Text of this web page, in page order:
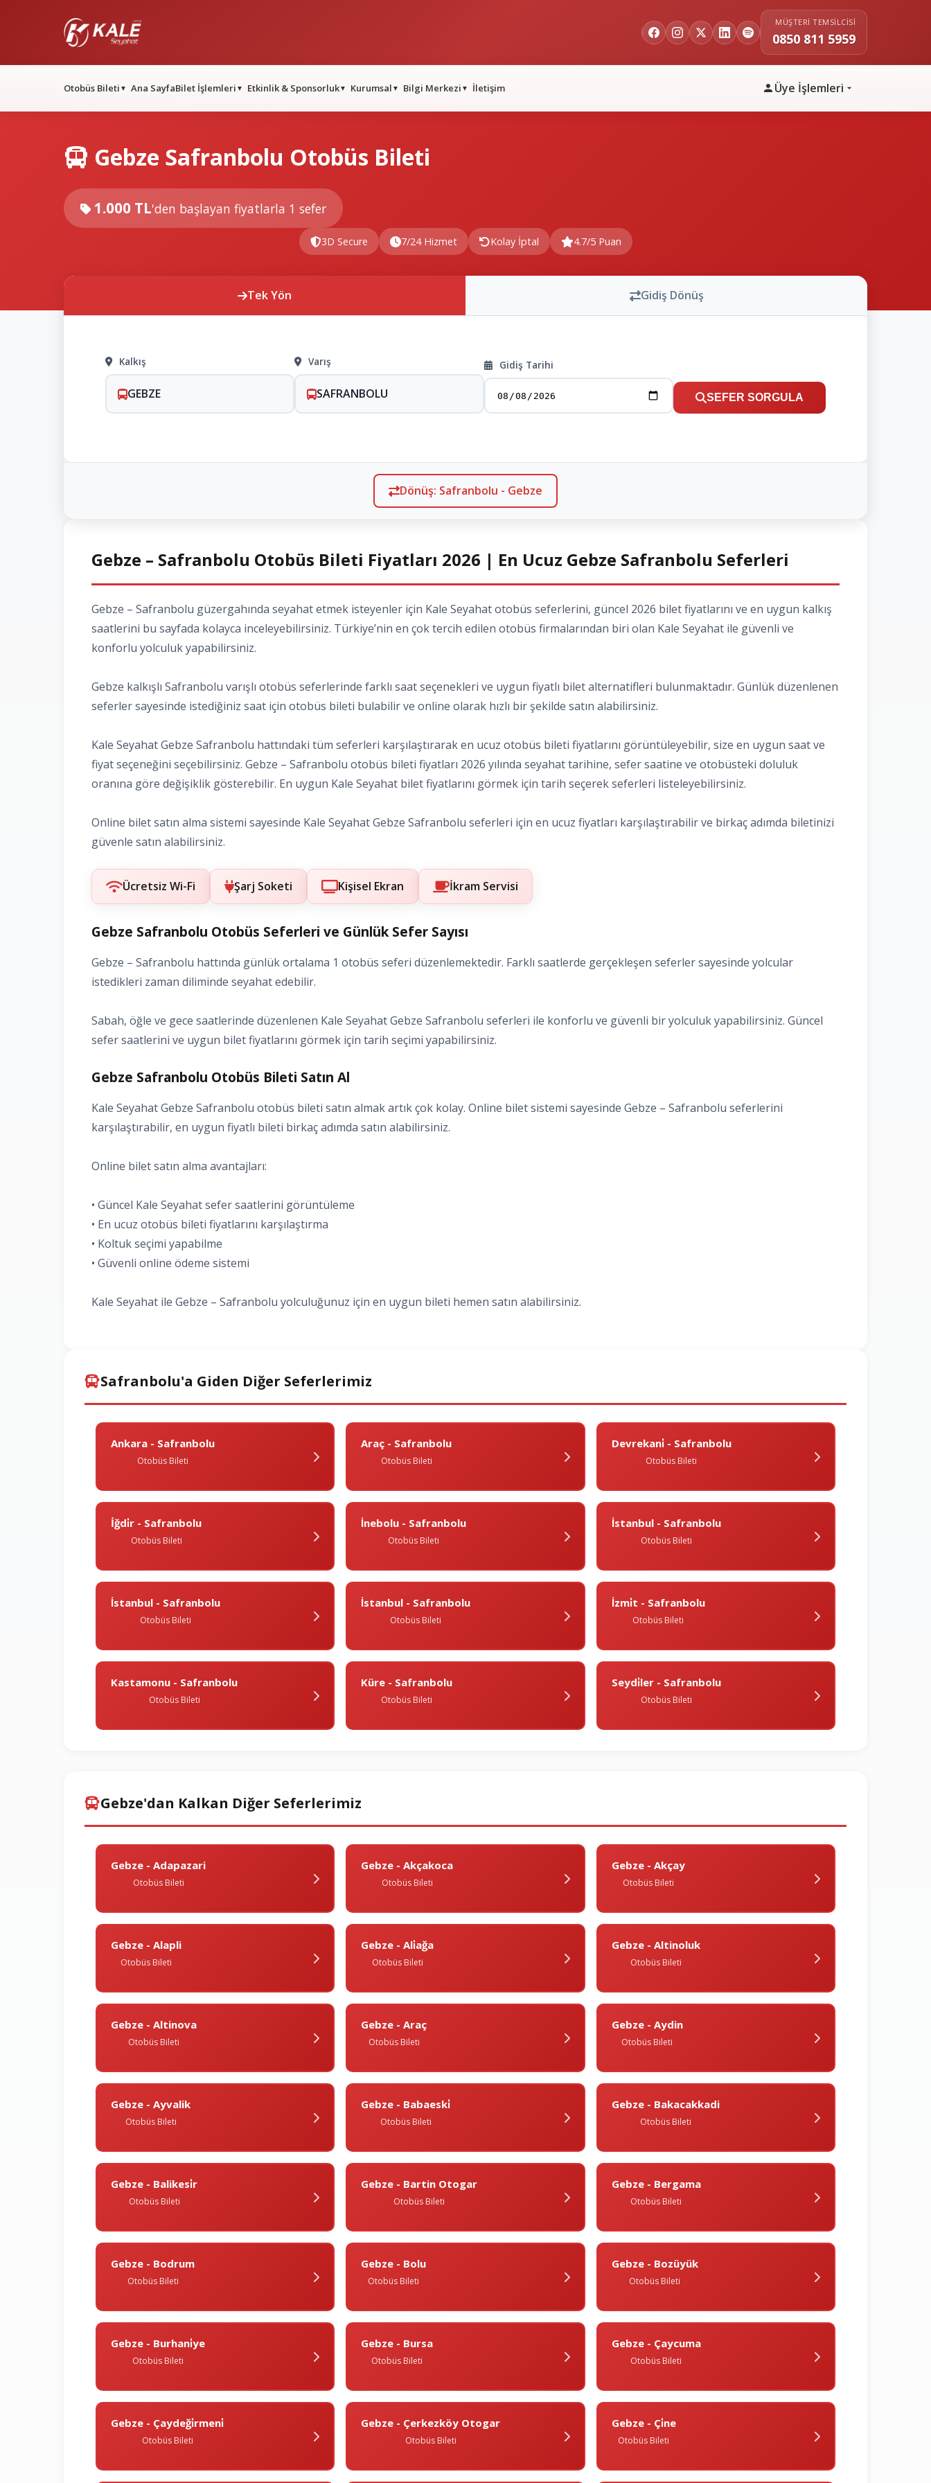
MÜŞTERI TEMSILCISI
0850 811 5959
Otobüs Bileti ▼ Ana SayfaBilet İşlemleri ▼ Etkinlik & Sponsorluk▼ Kurumsal ▼ Bilgi Merkezi ▼ İletişim Üye İşlemleri
Gebze Safranbolu Otobüs Bileti
1.000 TL'den başlayan fiyatlarla 1 sefer
3D Secure 7/24 Hizmet Kolay İptal 4.7/5 Puan
Tek Yön Gidiş Dönüş
Kalkış
GEBZE
Varış
SAFRANBOLU
Gidiş Tarihi
SEFER SORGULA
Dönüş: Safranbolu - Gebze
Gebze – Safranbolu Otobüs Bileti Fiyatları 2026 | En Ucuz Gebze Safranbolu Seferleri
Gebze – Safranbolu güzergahında seyahat etmek isteyenler için Kale Seyahat otobüs seferlerini, güncel 2026 bilet fiyatlarını ve en uygun kalkış
saatlerini bu sayfada kolayca inceleyebilirsiniz. Türkiye’nin en çok tercih edilen otobüs firmalarından biri olan Kale Seyahat ile güvenli ve
konforlu yolculuk yapabilirsiniz.
Gebze kalkışlı Safranbolu varışlı otobüs seferlerinde farklı saat seçenekleri ve uygun fiyatlı bilet alternatifleri bulunmaktadır. Günlük düzenlenen
seferler sayesinde istediğiniz saat için otobüs bileti bulabilir ve online olarak hızlı bir şekilde satın alabilirsiniz.
Kale Seyahat Gebze Safranbolu hattındaki tüm seferleri karşılaştırarak en ucuz otobüs bileti fiyatlarını görüntüleyebilir, size en uygun saat ve
fiyat seçeneğini seçebilirsiniz. Gebze – Safranbolu otobüs bileti fiyatları 2026 yılında seyahat tarihine, sefer saatine ve otobüsteki doluluk
oranına göre değişiklik gösterebilir. En uygun Kale Seyahat bilet fiyatlarını görmek için tarih seçerek seferleri listeleyebilirsiniz.
Online bilet satın alma sistemi sayesinde Kale Seyahat Gebze Safranbolu seferleri için en ucuz fiyatları karşılaştırabilir ve birkaç adımda biletinizi
güvenle satın alabilirsiniz.
Ücretsiz Wi-Fi Şarj Soketi Kişisel Ekran İkram Servisi
Gebze Safranbolu Otobüs Seferleri ve Günlük Sefer Sayısı
Gebze – Safranbolu hattında günlük ortalama 1 otobüs seferi düzenlemektedir. Farklı saatlerde gerçekleşen seferler sayesinde yolcular
istedikleri zaman diliminde seyahat edebilir.
Sabah, öğle ve gece saatlerinde düzenlenen Kale Seyahat Gebze Safranbolu seferleri ile konforlu ve güvenli bir yolculuk yapabilirsiniz. Güncel
sefer saatlerini ve uygun bilet fiyatlarını görmek için tarih seçimi yapabilirsiniz.
Gebze Safranbolu Otobüs Bileti Satın Al
Kale Seyahat Gebze Safranbolu otobüs bileti satın almak artık çok kolay. Online bilet sistemi sayesinde Gebze – Safranbolu seferlerini
karşılaştırabilir, en uygun fiyatlı bileti birkaç adımda satın alabilirsiniz.
Online bilet satın alma avantajları:
• Güncel Kale Seyahat sefer saatlerini görüntüleme
• En ucuz otobüs bileti fiyatlarını karşılaştırma
• Koltuk seçimi yapabilme
• Güvenli online ödeme sistemi
Kale Seyahat ile Gebze – Safranbolu yolculuğunuz için en uygun bileti hemen satın alabilirsiniz.
Safranbolu'a Giden Diğer Seferlerimiz
Ankara - Safranbolu
Otobüs Bileti
Araç - Safranbolu
Otobüs Bileti
Devrekani̇ - Safranbolu
Otobüs Bileti
İğdi̇r - Safranbolu
Otobüs Bileti
İnebolu - Safranbolu
Otobüs Bileti
İstanbul - Safranbolu
Otobüs Bileti
İstanbul - Safranbolu
Otobüs Bileti
İstanbul - Safranbolu
Otobüs Bileti
İzmi̇t - Safranbolu
Otobüs Bileti
Kastamonu - Safranbolu
Otobüs Bileti
Küre - Safranbolu
Otobüs Bileti
Seydi̇ler - Safranbolu
Otobüs Bileti
Gebze'dan Kalkan Diğer Seferlerimiz
Gebze - Adapazari
Otobüs Bileti
Gebze - Akçakoca
Otobüs Bileti
Gebze - Akçay
Otobüs Bileti
Gebze - Alapli
Otobüs Bileti
Gebze - Ali̇ağa
Otobüs Bileti
Gebze - Altinoluk
Otobüs Bileti
Gebze - Altinova
Otobüs Bileti
Gebze - Araç
Otobüs Bileti
Gebze - Aydin
Otobüs Bileti
Gebze - Ayvalik
Otobüs Bileti
Gebze - Babaeski̇
Otobüs Bileti
Gebze - Bakacakkadi
Otobüs Bileti
Gebze - Balikesi̇r
Otobüs Bileti
Gebze - Bartin Otogar
Otobüs Bileti
Gebze - Bergama
Otobüs Bileti
Gebze - Bodrum
Otobüs Bileti
Gebze - Bolu
Otobüs Bileti
Gebze - Bozüyük
Otobüs Bileti
Gebze - Burhani̇ye
Otobüs Bileti
Gebze - Bursa
Otobüs Bileti
Gebze - Çaycuma
Otobüs Bileti
Gebze - Çaydeği̇rmeni̇
Otobüs Bileti
Gebze - Çerkezköy Otogar
Otobüs Bileti
Gebze - Çi̇ne
Otobüs Bileti